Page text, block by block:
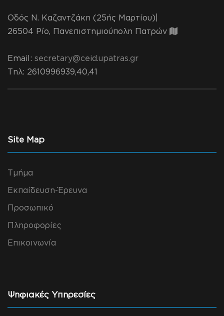
Οδός Ν. Καζαντζάκη (25ής Μαρτίου)|
26504 Ρίο, Πανεπιστημιούπολη Πατρών
Email: secretary@ceid.upatras.gr
Τηλ: 2610996939,40,41
Site Map
Τμήμα
Εκπαίδευση-Έρευνα
Προσωπικό
Πληροφορίες
Επικοινωνία
Ψηφιακές Υπηρεσίες